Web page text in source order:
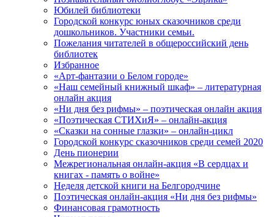
Юбилей библиотеки
Городской конкурс юных сказочников среди
дошкольников. Участники семьи.
Пожелания читателей в общероссийский день
библиотек
Избранное
«Арт-фантазии о Белом городе»
«Наш семейный книжный шкаф» – литературная
онлайн акция
«Ни дня без рифмы» – поэтическая онлайн акция
«Поэтическая СТИХиЯ» – онлайн-акция
«Сказки на сонные глазки» – онлайн-цикл
Городской конкурс сказочников среди семей 2020
День пионерии
Межрегиональная онлайн-акция «В сердцах и
книгах - память о войне»
Неделя детской книги на Белгородчине
Поэтическая онлайн-акция «Ни дня без рифмы»
Финансовая грамотность